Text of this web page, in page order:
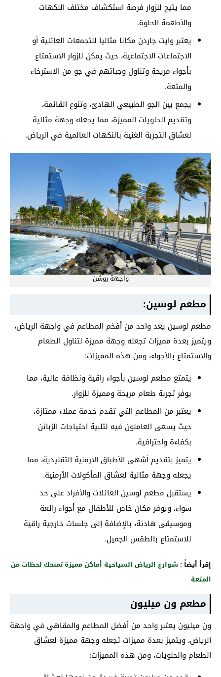
مما يتيح للزوار فرصة استكشاف مختلف النكهات
والأطعمة الحلوة.
يعتبر وايت جاردن مكانا مثاليا للتجمعات العائلية أو
الاجتماعات الاجتماعية، حيث يمكن للزوار الاستمتاع
بأجواء مريحة وتناول وجباتهم في جو من الاسترخاء
والمتعة.
يجمع بين الجو الطبيعي الهادئ، وتنوع القائمة،
وتقديم الحلويات المميزة، مما يجعله وجهة مثالية
لعشاق التجربة الغنية بالنكهات العالمية في الرياض.
واجهة روشن
مطعم لوسين:
مطعم لوسين يعد واحد من أفخم المطاعم في واجهة الرياض،
ويتميز بعدة مميزات تجعله وجهة مميزة لتناول الطعام
والاستمتاع بالأجواء، ومن هذه المميزات:
يتمتع مطعم لوسين بأجواء راقية ونظافة عالية، مما
يوفر تجربة طعام مريحة ومميزة للزوار.
يعتبر من المطاعم التي تقدم خدمة عملاء ممتازة،
حيث يسعى العاملون فيه لتلبية احتياجات الزبائن
بكفاءة واحترافية.
يتميز بتقديم أشهى الأطباق الأرمنية التقليدية، مما
يجعله وجهة مثالية لعشاق المأكولات الأرمنية.
يستقبل مطعم لوسين العائلات والأفراد على حد
سواء، ويوفر مكان خاص للأطفال مع أجواء رائعة
وموسيقى هادئة، بالإضافة إلى جلسات خارجية راقية
للاستمتاع بالطقس الجميل.
إقرأ أيضاً : شوارع الرياض السياحية أماكن مميزة تمنحك لحظات من
المتعة
مطعم ون ميليون
ون ميليون يعتبر واحد من أفضل المطاعم والمقاهي في واجهة
الرياض، ويتميز بعدة مميزات تجعله وجهة مميزة لعشاق
الطعام والحلويات، ومن هذه المميزات: